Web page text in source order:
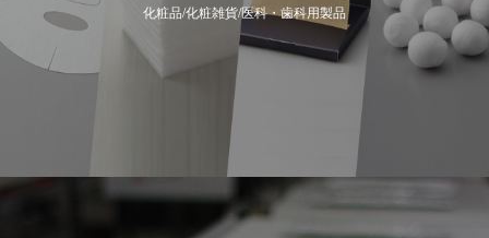
化粧品/化粧雑貨/医科・歯科用製品